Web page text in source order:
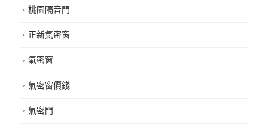
桃園隔音門
正新氣密窗
氣密窗
氣密窗價錢
氣密門